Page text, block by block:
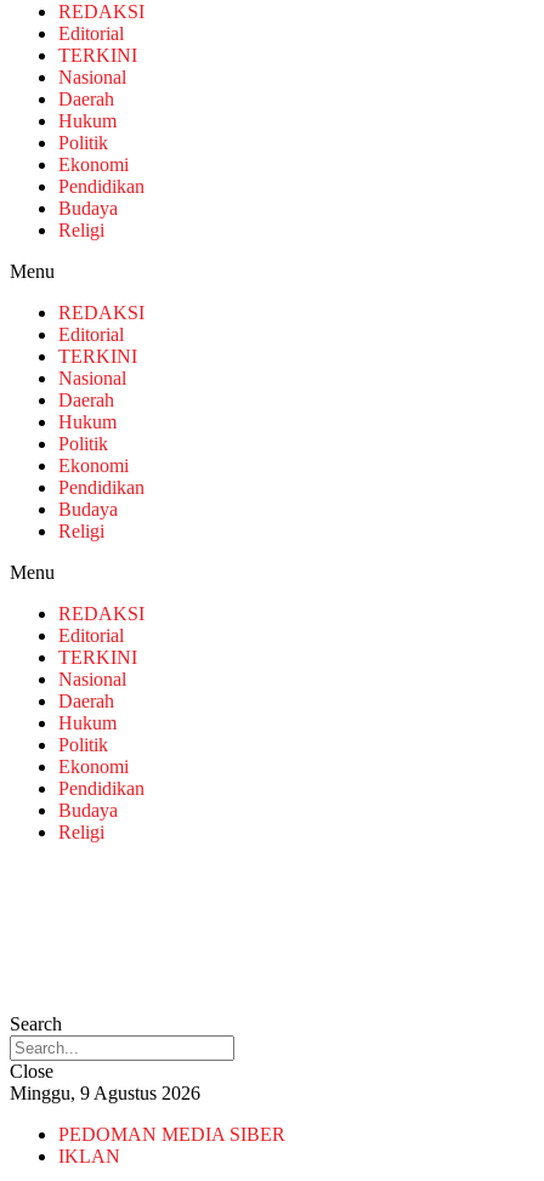
REDAKSI
Editorial
TERKINI
Nasional
Daerah
Hukum
Politik
Ekonomi
Pendidikan
Budaya
Religi
Menu
REDAKSI
Editorial
TERKINI
Nasional
Daerah
Hukum
Politik
Ekonomi
Pendidikan
Budaya
Religi
Menu
REDAKSI
Editorial
TERKINI
Nasional
Daerah
Hukum
Politik
Ekonomi
Pendidikan
Budaya
Religi
Search
Close
Minggu, 9 Agustus 2026
PEDOMAN MEDIA SIBER
IKLAN